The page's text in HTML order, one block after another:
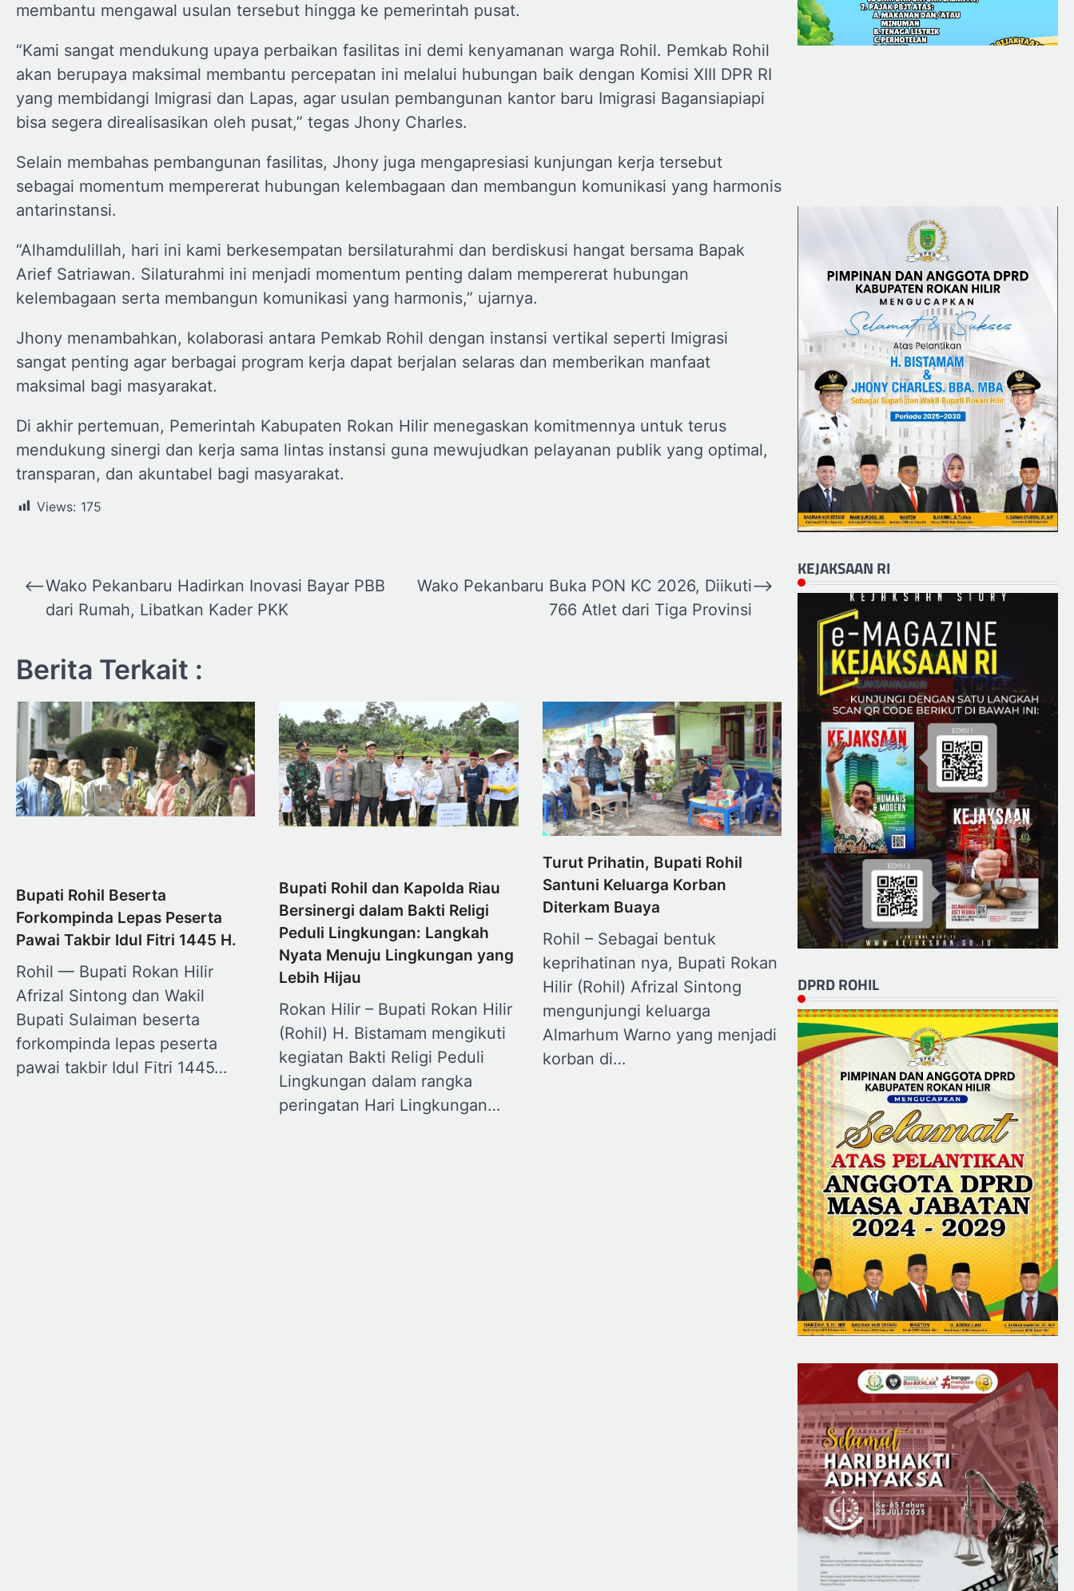
membantu mengawal usulan tersebut hingga ke pemerintah pusat.
“Kami sangat mendukung upaya perbaikan fasilitas ini demi kenyamanan warga Rohil. Pemkab Rohil
akan berupaya maksimal membantu percepatan ini melalui hubungan baik dengan Komisi XIII DPR RI
yang membidangi Imigrasi dan Lapas, agar usulan pembangunan kantor baru Imigrasi Bagansiapiapi
bisa segera direalisasikan oleh pusat,” tegas Jhony Charles.
Selain membahas pembangunan fasilitas, Jhony juga mengapresiasi kunjungan kerja tersebut
sebagai momentum mempererat hubungan kelembagaan dan membangun komunikasi yang harmonis
antarinstansi.
“Alhamdulillah, hari ini kami berkesempatan bersilaturahmi dan berdiskusi hangat bersama Bapak
Arief Satriawan. Silaturahmi ini menjadi momentum penting dalam mempererat hubungan
kelembagaan serta membangun komunikasi yang harmonis,” ujarnya.
Jhony menambahkan, kolaborasi antara Pemkab Rohil dengan instansi vertikal seperti Imigrasi
sangat penting agar berbagai program kerja dapat berjalan selaras dan memberikan manfaat
maksimal bagi masyarakat.
Di akhir pertemuan, Pemerintah Kabupaten Rokan Hilir menegaskan komitmennya untuk terus
mendukung sinergi dan kerja sama lintas instansi guna mewujudkan pelayanan publik yang optimal,
transparan, dan akuntabel bagi masyarakat.
Views: 175
Navigasi
pos
⟵Wako Pekanbaru Hadirkan Inovasi Bayar PBB
dari Rumah, Libatkan Kader PKK
Wako Pekanbaru Buka PON KC 2026, Diikuti
766 Atlet dari Tiga Provinsi
⟶
Berita Terkait :
Bupati Rohil Beserta
Forkompinda Lepas Peserta
Pawai Takbir Idul Fitri 1445 H.
Rohil — Bupati Rokan Hilir
Afrizal Sintong dan Wakil
Bupati Sulaiman beserta
forkompinda lepas peserta
pawai takbir Idul Fitri 1445…
Bupati Rohil dan Kapolda Riau
Bersinergi dalam Bakti Religi
Peduli Lingkungan: Langkah
Nyata Menuju Lingkungan yang
Lebih Hijau
Rokan Hilir – Bupati Rokan Hilir
(Rohil) H. Bistamam mengikuti
kegiatan Bakti Religi Peduli
Lingkungan dalam rangka
peringatan Hari Lingkungan…
Turut Prihatin, Bupati Rohil
Santuni Keluarga Korban
Diterkam Buaya
Rohil – Sebagai bentuk
keprihatinan nya, Bupati Rokan
Hilir (Rohil) Afrizal Sintong
mengunjungi keluarga
Almarhum Warno yang menjadi
korban di…
KEJAKSAAN RI
DPRD ROHIL